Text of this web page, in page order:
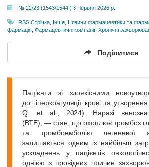
№ 22/23 (1543/1544 ) 8 Червня 2026 р.
RSS Стрічка Інше Новини фармацевтики та
фармація Фармацевтичні компанії Хронічні
Поділитися
Пацієнти зі злоякісними
до гіперкоагуляції крові та
Q. et al., 2024). Наразі венозна
(ВТЕ), — стан, що охоплює тромбоз
та тромбоемболію легеневої
залишається одним із найбільш
ускладнень у пацієнтів
однією з провідних причин